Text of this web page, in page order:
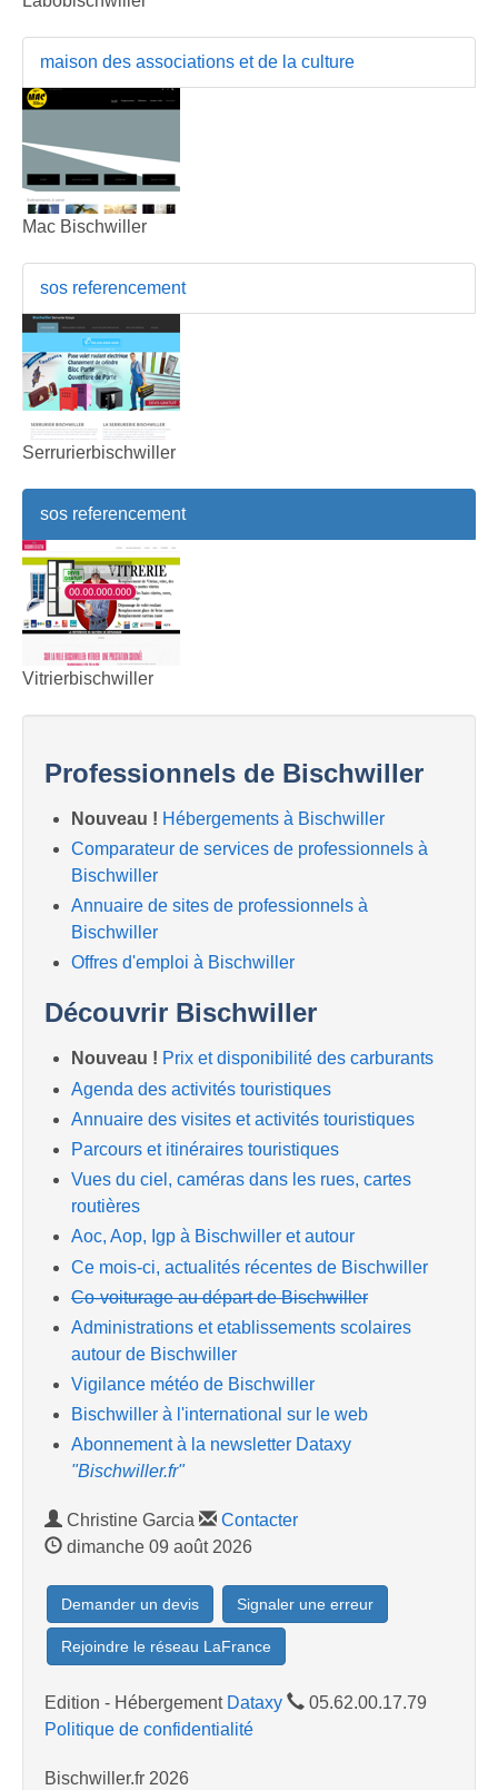
maison des associations et de la culture
Mac Bischwiller
sos referencement
Serrurierbischwiller
sos referencement
Vitrierbischwiller
Professionnels de Bischwiller
Nouveau ! Hébergements à Bischwiller
Comparateur de services de professionnels à
Bischwiller
Annuaire de sites de professionnels à
Bischwiller
Offres d'emploi à Bischwiller
Découvrir Bischwiller
Nouveau ! Prix et disponibilité des carburants
Agenda des activités touristiques
Annuaire des visites et activités touristiques
Parcours et itinéraires touristiques
Vues du ciel, caméras dans les rues, cartes
routières
Aoc, Aop, Igp à Bischwiller et autour
Ce mois-ci, actualités récentes de Bischwiller
Co-voiturage au départ de Bischwiller
Administrations et etablissements scolaires
autour de Bischwiller
Vigilance météo de Bischwiller
Bischwiller à l'international sur le web
Abonnement à la newsletter Dataxy
"Bischwiller.fr"
Christine Garcia
Contacter
dimanche 09 août 2026
Demander un devis Signaler une erreur
Rejoindre le réseau LaFrance
Edition - Hébergement Dataxy
05.62.00.17.79
Politique de confidentialité
Bischwiller.fr 2026